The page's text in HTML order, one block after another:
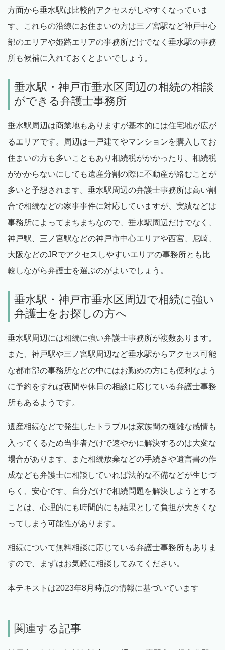
方面から垂水駅は比較的アクセスがしやすくなっていま
す。これらの沿線にお住まいの方は三ノ宮駅など神戸中心
部のエリアや姫路エリアの事務所だけでなく垂水駅の事務
所も候補に入れておくとよいでしょう。
垂水駅・神戸市垂水区周辺の相続の相談
ができる弁護士事務所
垂水駅周辺は商業地もありますが基本的には住宅地が広が
るエリアです。周辺は一戸建てやマンションを購入してお
住まいの方も多いこともあり相続税がかかったり、相続税
がかからないにしても遺産分割の際に不動産が絡むことが
多いと予想されます。垂水駅周辺の弁護士事務所は高い割
合で相続などの家事事件に対応していますが、実績などは
事務所によってまちまちなので、垂水駅周辺だけでなく、
神戸駅、三ノ宮駅などの神戸市中心エリアや西宮、尼崎、
大阪などのJRでアクセスしやすいエリアの事務所とも比
較しながら弁護士を選ぶのがよいでしょう。
垂水駅・神戸市垂水区周辺で相続に強い
弁護士をお探しの方へ
垂水駅周辺には相続に強い弁護士事務所が複数あります。
また、神戸駅や三ノ宮駅周辺など垂水駅からアクセス可能
な都市部の事務所などの中にはお勤めの方にも便利なよう
に予約をすれば夜間や休日の相談に応じている弁護士事務
所もあるようです。
遺産相続などで発生したトラブルは家族間の複雑な感情も
入ってくるため当事者だけで速やかに解決するのは大変な
場合があります。また相続放棄などの手続きや遺言書の作
成なども弁護士に相談していれば法的な不備などが生じづ
らく、安心です。自分だけで相続問題を解決しようとする
ことは、心理的にも時間的にも結果として負担が大きくな
ってしまう可能性があります。
相続について無料相談に応じている弁護士事務所もありま
すので、まずはお気軽に相談してみてください。
本テキストは2023年8月時点の情報に基づいています
関連する記事